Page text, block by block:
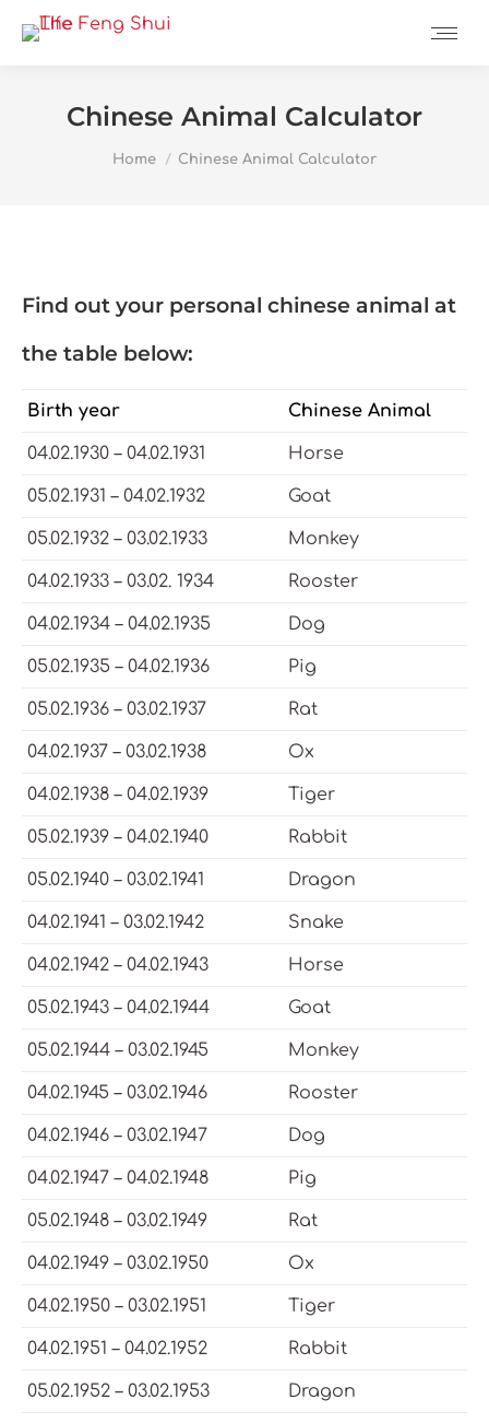
Chinese Animal Calculator
You are here:
Home Chinese Animal Calculator
Find out your personal chinese animal at
the table below:
Birth year Chinese Animal
04.02.1930 – 04.02.1931 Horse
05.02.1931 – 04.02.1932 Goat
05.02.1932 – 03.02.1933 Monkey
04.02.1933 – 03.02. 1934 Rooster
04.02.1934 – 04.02.1935 Dog
05.02.1935 – 04.02.1936 Pig
05.02.1936 – 03.02.1937 Rat
04.02.1937 – 03.02.1938 Ox
04.02.1938 – 04.02.1939 Tiger
05.02.1939 – 04.02.1940 Rabbit
05.02.1940 – 03.02.1941 Dragon
04.02.1941 – 03.02.1942 Snake
04.02.1942 – 04.02.1943 Horse
05.02.1943 – 04.02.1944 Goat
05.02.1944 – 03.02.1945 Monkey
04.02.1945 – 03.02.1946 Rooster
04.02.1946 – 03.02.1947 Dog
04.02.1947 – 04.02.1948 Pig
05.02.1948 – 03.02.1949 Rat
04.02.1949 – 03.02.1950 Ox
04.02.1950 – 03.02.1951 Tiger
04.02.1951 – 04.02.1952 Rabbit
05.02.1952 – 03.02.1953 Dragon